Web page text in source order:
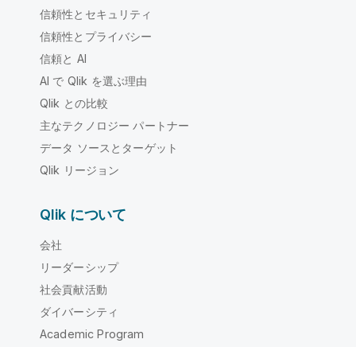
信頼性とセキュリティ
信頼性とプライバシー
信頼と AI
AI で Qlik を選ぶ理由
Qlik との比較
主なテクノロジー パートナー
データ ソースとターゲット
Qlik リージョン
Qlik について
会社
リーダーシップ
社会貢献活動
ダイバーシティ
Academic Program